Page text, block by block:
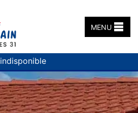
indisponible
MENU